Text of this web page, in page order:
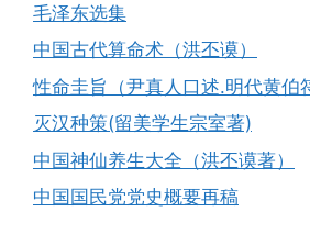
毛泽东选集
中国古代算命术（洪丕谟）
性命圭旨（尹真人口述.明代黄伯
灭汉种策(留美学生宗室著)
中国神仙养生大全（洪丕谟著）
中国国民党党史概要再稿